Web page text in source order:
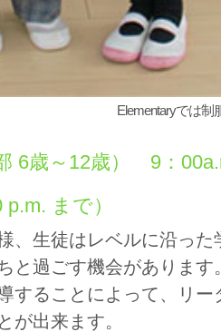
Elementaryでは
6歳～12歳） 9：
まで）
、生徒はレベルに沿った
と過ごす機会があります
することによって、リー
が出来ます。